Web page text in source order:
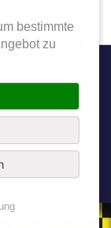
bestimmte
zu